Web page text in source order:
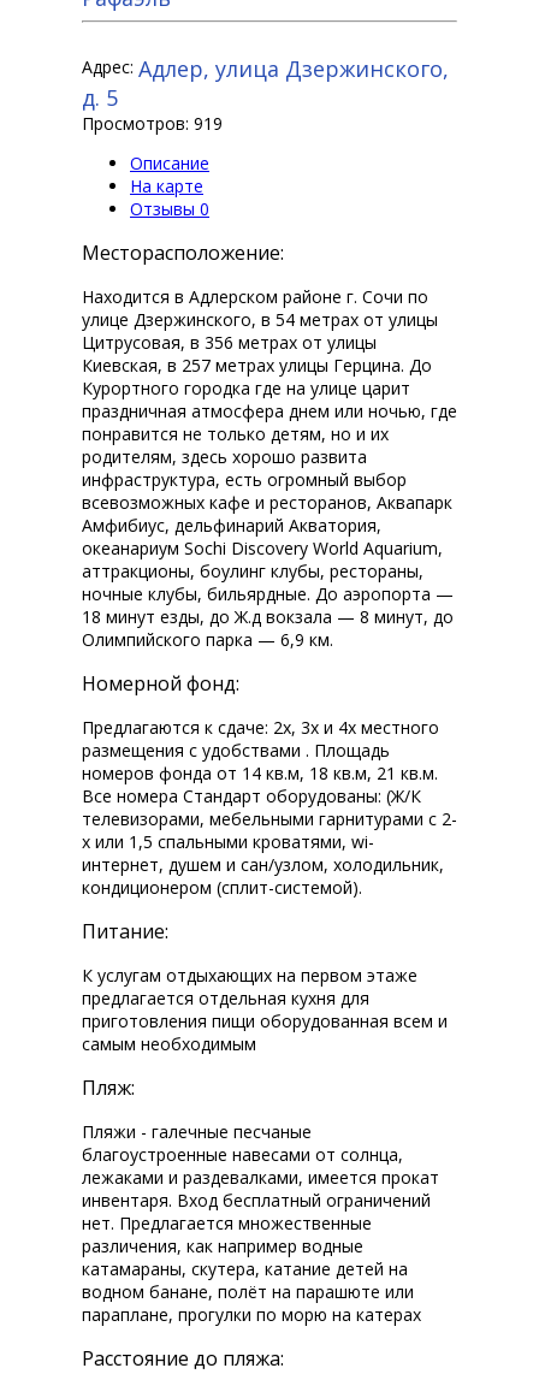
Адрес: Адлер, улица Дзержинского,
д. 5
Просмотров: 919
Описание
На карте
Отзывы 0
Месторасположение:
Находится в Адлерском районе г. Сочи по
улице Дзержинского, в 54 метрах от улицы
Цитрусовая, в 356 метрах от улицы
Киевская, в 257 метрах улицы Герцина. До
Курортного городка где на улице царит
праздничная атмосфера днем или ночью, где
понравится не только детям, но и их
родителям, здесь хорошо развита
инфраструктура, есть огромный выбор
всевозможных кафе и ресторанов, Аквапарк
Амфибиус, дельфинарий Акватория,
океанариум Sochi Discovery World Aquarium,
аттракционы, боулинг клубы, рестораны,
ночные клубы, бильярдные. До аэропорта —
18 минут езды, до Ж.д вокзала — 8 минут, до
Олимпийского парка — 6,9 км.
Номерной фонд:
Предлагаются к сдаче: 2х, 3х и 4х местного
размещения с удобствами . Площадь
номеров фонда от 14 кв.м, 18 кв.м, 21 кв.м.
Все номера Стандарт оборудованы: (Ж/К
телевизорами, мебельными гарнитурами с 2-
х или 1,5 спальными кроватями, wi-fi
интернет, душем и сан/узлом, холодильник,
кондиционером (сплит-системой).
Питание:
К услугам отдыхающих на первом этаже
предлагается отдельная кухня для
приготовления пищи оборудованная всем и
самым необходимым
Пляж:
Пляжи - галечные песчаные
благоустроенные навесами от солнца,
лежаками и раздевалками, имеется прокат
инвентаря. Вход бесплатный ограничений
нет. Предлагается множественные
различения, как например водные
катамараны, скутера, катание детей на
водном банане, полёт на парашюте или
параплане, прогулки по морю на катерах
Расстояние до пляжа: